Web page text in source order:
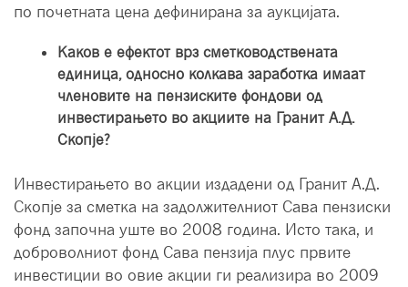
по почетната цена дефинирана за аукцијата.
Каков е ефектот врз сметководствената
единица, односно колкава заработка имаат
членовите на пензиските фондови од
инвестирањето во акциите на Гранит А.Д.
Скопје?
Инвестирањето во акции издадени од Гранит А.Д.
Скопје за сметка на задолжителниот Сава пензиски
фонд започна уште во 2008 година. Исто така, и
доброволниот фонд Сава пензија плус првите
инвестиции во овие акции ги реализира во 2009